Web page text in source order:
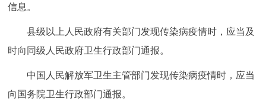
信息。
县级以上人民政府有关部门发现传染病疫情时，应当及
时向同级人民政府卫生行政部门通报。
中国人民解放军卫生主管部门发现传染病疫情时，应当
向国务院卫生行政部门通报。